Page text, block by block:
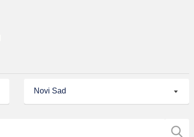
Novi Sad